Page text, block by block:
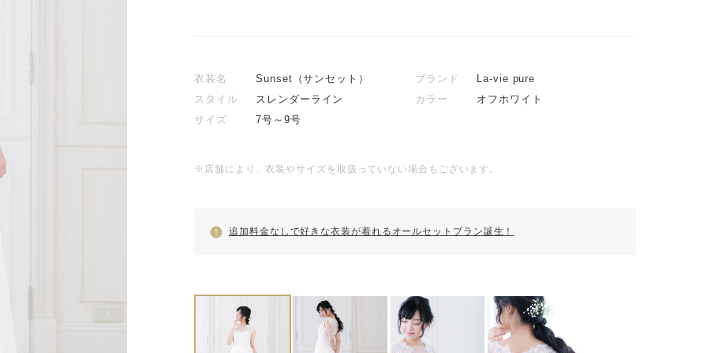
衣装名 Sunset（サンセット） ブランド
La-vie pure
スタイル
スレンダーライン カラー
オフホワイト
サイズ
7号～9号
※店舗により、衣装やサイズを取扱っていない場合もございます。
追加料金なしで好きな衣装が着れるオールセットプラン誕生！